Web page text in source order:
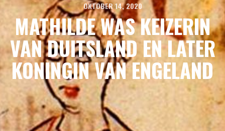
OKTOBER 14, 2020
MATHILDE WAS KEIZERIN
VAN DUITSLAND EN LATER
KONINGIN VAN ENGELAND